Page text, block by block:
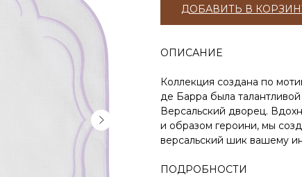
ДОБАВИТЬ В
ОПИСАНИЕ
Коллекция создана по
де Барра была
Версальский дворец.
и образом героини, мы
версальский шик вашему
ПОДРОБНОСТИ